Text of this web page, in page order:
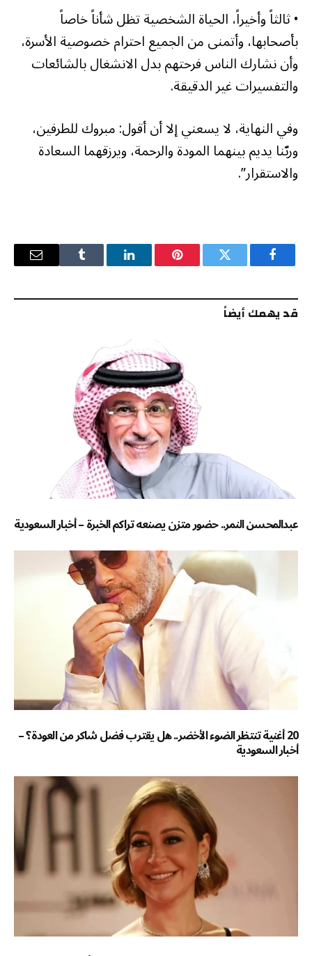
• ثالثاً وأخيراً، الحياة الشخصية تظل شأناً خاصاً
بأصحابها، وأتمنى من الجميع احترام خصوصية الأسرة،
وأن نشارك الناس فرحتهم بدل الانشغال بالشائعات
والتفسيرات غير الدقيقة.
وفي النهاية، لا يسعني إلا أن أقول: مبروك للطرفين،
وربّنا يديم بينهما المودة والرحمة، ويرزقهما السعادة
والاستقرار”.
فيسبوك تويتر بينتيريستلينكدإن Tumblr
البريد
قد يهمك أيضاً
عبدالمحسن النمر.. حضور متزن يصنعه تراكم الخبرة – أخبار السعودية
20 أغنية تنتظر الضوء الأخضر.. هل يقترب فضل شاكر من العودة؟ –
أخبار السعودية